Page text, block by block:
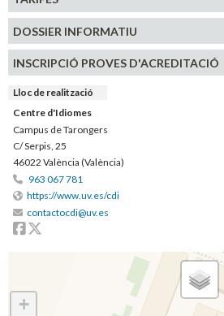
DOSSIER INFORMATIU
INSCRIPCIÓ PROVES D'ACREDITACIÓ
Lloc de realització
Centre d'Idiomes
Campus de Tarongers
C/ Serpis, 25
46022 València (València)
963 067 781
https://www.uv.es/cdi
contactocdi@uv.es
Facebook
+